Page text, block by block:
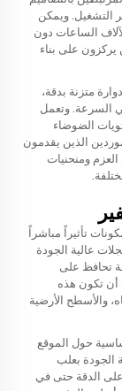
التشغيل. ويمكن
الساعات دون
يركزون على بناء
متزنة بدقة،
السرعة. وتعمل
الضوضاء
الذين يقدمون
ومنحنيات
تأثيراً مباشراً
عالية الجودة
تحافظ على
أن تكون هذه
والأسطح الأرضية
حول الموقع
الجودة بعلب
الدقة حتى في